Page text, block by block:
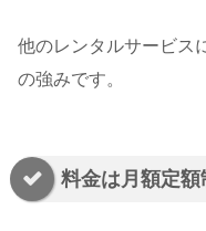
他のレンタルサービス
の強みです。
料金は月額定額